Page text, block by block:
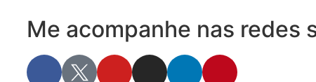
Me acompanhe nas redes